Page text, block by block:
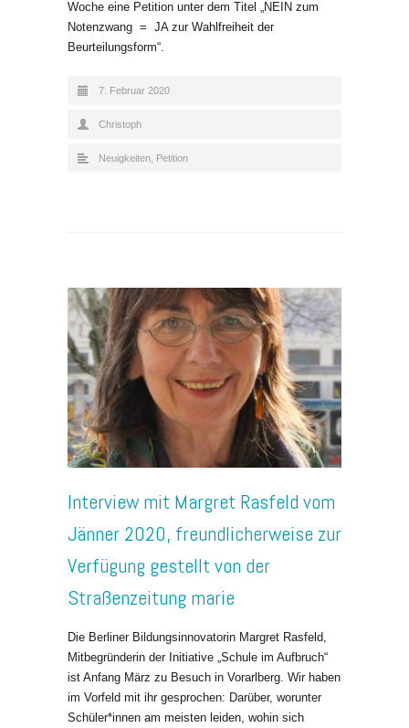
Woche eine Petition unter dem Titel „NEIN zum
Notenzwang = JA zur Wahlfreiheit der
Beurteilungsform“.
7. Februar 2020
Christoph
Neuigkeiten Petition
Interview mit Margret Rasfeld vom
Jänner 2020, freundlicherweise zur
Verfügung gestellt von der
Straßenzeitung marie
Die Berliner Bildungsinnovatorin Margret Rasfeld,
Mitbegründerin der Initiative „Schule im Aufbruch“
ist Anfang März zu Besuch in Vorarlberg. Wir haben
im Vorfeld mit ihr gesprochen: Darüber, worunter
Schüler*innen am meisten leiden, wohin sich